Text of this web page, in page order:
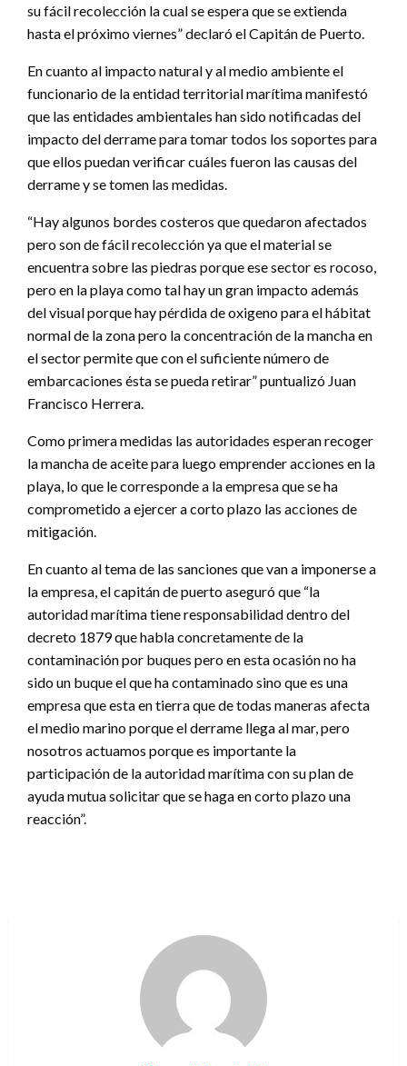
su fácil recolección la cual se espera que se extienda
hasta el próximo viernes” declaró el Capitán de Puerto.
En cuanto al impacto natural y al medio ambiente el
funcionario de la entidad territorial marítima manifestó
que las entidades ambientales han sido notificadas del
impacto del derrame para tomar todos los soportes para
que ellos puedan verificar cuáles fueron las causas del
derrame y se tomen las medidas.
“Hay algunos bordes costeros que quedaron afectados
pero son de fácil recolección ya que el material se
encuentra sobre las piedras porque ese sector es rocoso,
pero en la playa como tal hay un gran impacto además
del visual porque hay pérdida de oxigeno para el hábitat
normal de la zona pero la concentración de la mancha en
el sector permite que con el suficiente número de
embarcaciones ésta se pueda retirar” puntualizó Juan
Francisco Herrera.
Como primera medidas las autoridades esperan recoger
la mancha de aceite para luego emprender acciones en la
playa, lo que le corresponde a la empresa que se ha
comprometido a ejercer a corto plazo las acciones de
mitigación.
En cuanto al tema de las sanciones que van a imponerse a
la empresa, el capitán de puerto aseguró que “la
autoridad marítima tiene responsabilidad dentro del
decreto 1879 que habla concretamente de la
contaminación por buques pero en esta ocasión no ha
sido un buque el que ha contaminado sino que es una
empresa que esta en tierra que de todas maneras afecta
el medio marino porque el derrame llega al mar, pero
nosotros actuamos porque es importante la
participación de la autoridad marítima con su plan de
ayuda mutua solicitar que se haga en corto plazo una
reacción”.